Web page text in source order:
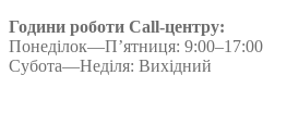
Години роботи Call-центру:
Понеділок—П’ятниця: 9:00–17:00
Субота—Неділя: Вихідний